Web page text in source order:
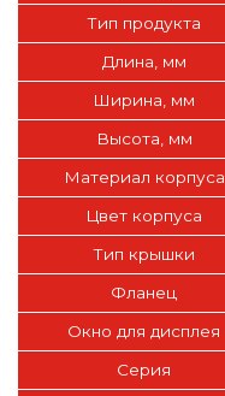
Тип продукта
Длина, мм
Ширина, мм
Высота, мм
Материал корпуса
Цвет корпуса
Тип крышки
Фланец
Окно для дисплея
Серия